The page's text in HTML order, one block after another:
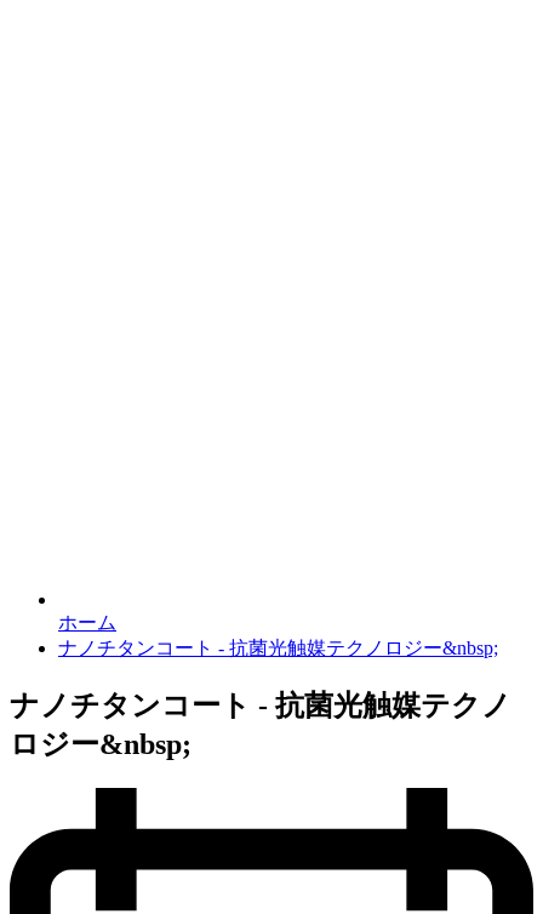
ホーム
ナノチタンコート - 抗菌光触媒テクノロジー&nbsp;
ナノチタンコート - 抗菌光触媒テクノ
ロジー&nbsp;